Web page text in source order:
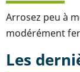
Arrosez peu à
modérément
Les